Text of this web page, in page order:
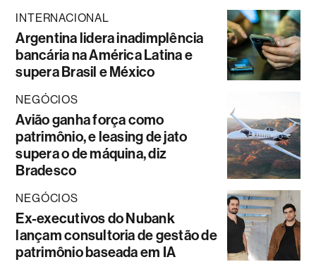
INTERNACIONAL
Argentina lidera inadimplência
bancária na América Latina e
supera Brasil e México
NEGÓCIOS
Avião ganha força como
patrimônio, e leasing de jato
supera o de máquina, diz
Bradesco
NEGÓCIOS
Ex-executivos do Nubank
lançam consultoria de gestão de
patrimônio baseada em IA